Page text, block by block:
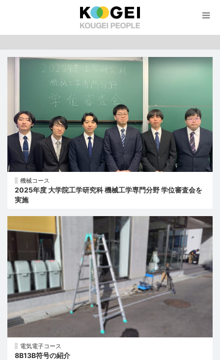
機械コース
2025年度 大学院工学研究科 機械工学専門分野 学位審査会を
実施
電気電子コース
8B13B符号の紹介